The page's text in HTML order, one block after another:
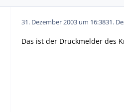
31. Dezember 2003 um 16:3831.
Das ist der Druckmelder des